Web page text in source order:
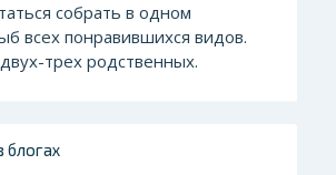
собрать в одном
всех понравившихся видов.
трех родственных.
блогах